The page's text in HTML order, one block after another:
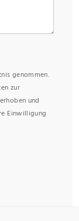
genommen.
zur
und
Einwilligung